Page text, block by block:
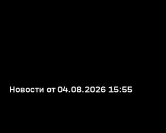
Новости от 04.08.2026 15:55